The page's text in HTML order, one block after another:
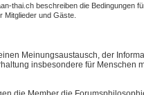
thai.ch beschreiben die Bedingungen
Mitglieder und Gäste.
Meinungsaustausch, der
insbesondere für Menschen